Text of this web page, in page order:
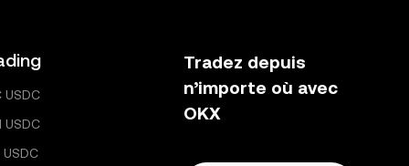
USDC
USDC
USDC
Tradez depuis
n’importe où avec
OKX